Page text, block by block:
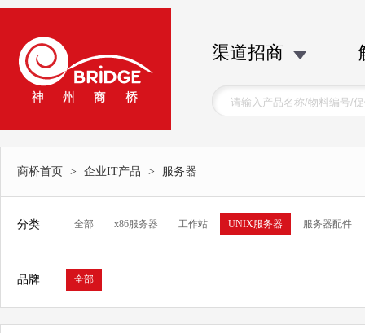
渠道招商
商桥首页 > 企业IT产品 > 服务器
分类 全部 x86服务器 工作站 UNIX服务器 服务器配件
品牌 全部